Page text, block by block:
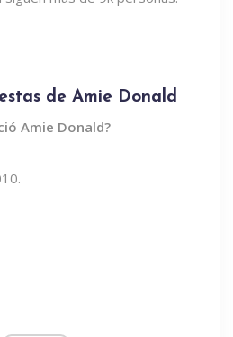
de Amie Donald
Amie Donald?